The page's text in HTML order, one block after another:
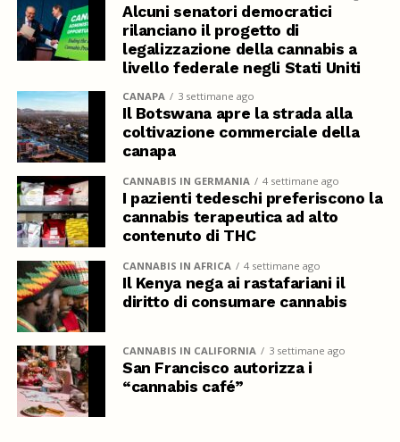
Alcuni senatori democratici
rilanciano il progetto di
legalizzazione della cannabis a
livello federale negli Stati Uniti
CANAPA 3 settimane ago
Il Botswana apre la strada alla
coltivazione commerciale della
canapa
CANNABIS IN GERMANIA 4 settimane ago
I pazienti tedeschi preferiscono la
cannabis terapeutica ad alto
contenuto di THC
CANNABIS IN AFRICA 4 settimane ago
Il Kenya nega ai rastafariani il
diritto di consumare cannabis
CANNABIS IN CALIFORNIA 3 settimane ago
San Francisco autorizza i
“cannabis café”